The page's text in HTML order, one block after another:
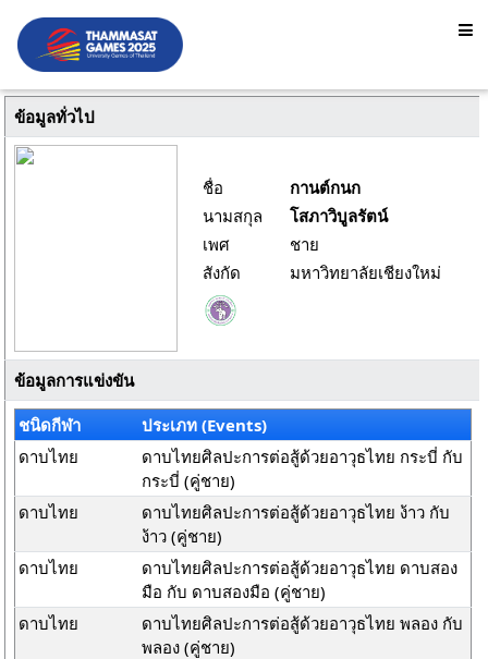
ข้อมูลทั่วไป
ชื่อ
กานต์กนก
นามสกุล
โสภาวิบูลรัตน์
เพศ
ชาย
สังกัด
มหาวิทยาลัยเชียงใหม่
ข้อมูลการแข่งขัน
ชนิดกีฬา
ประเภท (Events)
ดาบไทย
ดาบไทยศิลปะการต่อสู้ด้วยอาวุธไทย กระบี่ กับ
กระบี่ (คู่ชาย)
ดาบไทย
ดาบไทยศิลปะการต่อสู้ด้วยอาวุธไทย ง้าว กับ
ง้าว (คู่ชาย)
ดาบไทย
ดาบไทยศิลปะการต่อสู้ด้วยอาวุธไทย ดาบสอง
มือ กับ ดาบสองมือ (คู่ชาย)
ดาบไทย
ดาบไทยศิลปะการต่อสู้ด้วยอาวุธไทย พลอง กับ
พลอง (คู่ชาย)